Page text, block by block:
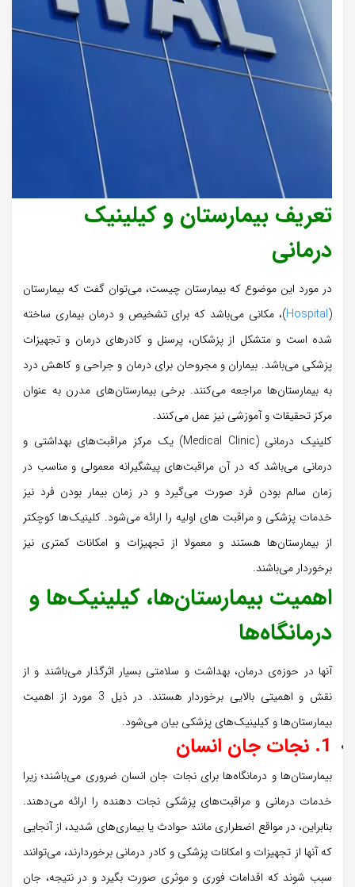
تعریف بیمارستان‌ و کیلینیک
درمانی
در مورد این موضوع که بیمارستان چیست، می‌توان گفت که بیمارستان
(
Hospital)، مکانی می‌باشد که برای تشخیص و درمان بیماری ساخته
شده است و متشکل از پزشکان، پرسنل و کادرهای درمان و تجهیزات
پزشکی می‌باشد. بیماران و مجروحان برای درمان و جراحی و کاهش درد
به بیمارستان‌ها مراجعه می‌کنند. برخی بیمارستان‌های مدرن به عنوان
مرکز تحقیقات و آموزشی نیز عمل می‌کنند.
کلینیک درمانی (Medical Clinic) یک مرکز مراقبت‌های بهداشتی و
درمانی می‌باشد که در آن مراقبت‌های پیشگیرانه معمولی و مناسب در
زمان سالم بودن فرد صورت می‌گیرد و در زمان بیمار بودن فرد نیز
خدمات پزشکی و مراقبت های اولیه را ارائه می‌شود. کلینیک‌ها کوچکتر
از بیمارستان‌ها هستند و معمولا از تجهیزات و امکانات کمتری نیز
برخوردار می‌باشند.
اهمیت بیمارستان‌ها، کیلینیک‌ها و
درمانگاه‌ها
آنها در حوزه‌ی درمان، بهداشت و سلامتی بسیار اثرگذار می‌باشند و از
نقش و اهمیتی بالایی برخوردار هستند. در ذیل 3 مورد از اهمیت
بیمارستان‌ها و کیلینیک‌های پزشکی بیان می‌شود.
1. نجات جان انسان
بیمارستان‌ها و درمانگاه‌ها برای نجات جان انسان ضروری می‌باشند؛ زیرا
خدمات درمانی و مراقبت‌های پزشکی نجات دهنده را ارائه می‌دهند.
بنابراین، در مواقع اضطراری مانند حوادث یا بیماری‌های شدید، از آنجایی
که آنها از تجهیزات و امکانات پزشکی و کادر درمانی برخوردارند، می‌توانند
سبب شوند که اقدامات فوری و موثری صورت بگیرد و در نتیجه، جان